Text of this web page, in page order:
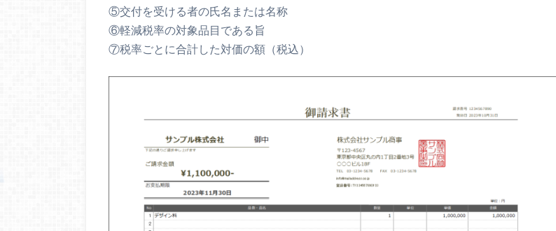
⑤交付を受ける者の氏名または名称
⑥軽減税率の対象品目である旨
⑦税率ごとに合計した対価の額（税込）